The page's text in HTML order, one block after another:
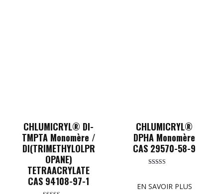
CHLUMICRYL® DI-
TMPTA Monomère /
DI(TRIMETHYLOLPR
OPANE)
TETRAACRYLATE
CAS 94108-97-1
CHLUMICRYL®
DPHA Monomère
CAS 29570-58-9
EN SAVOIR PLUS